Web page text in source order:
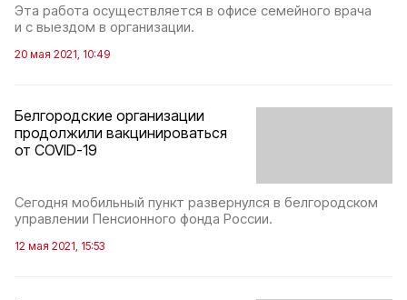
Эта работа осуществляется в офисе семейного врача
и с выездом в организации.
20 мая 2021, 10:49
Белгородские организации
продолжили вакцинироваться
от COVID-19
Сегодня мобильный пункт развернулся в белгородском
управлении Пенсионного фонда России.
12 мая 2021, 15:53